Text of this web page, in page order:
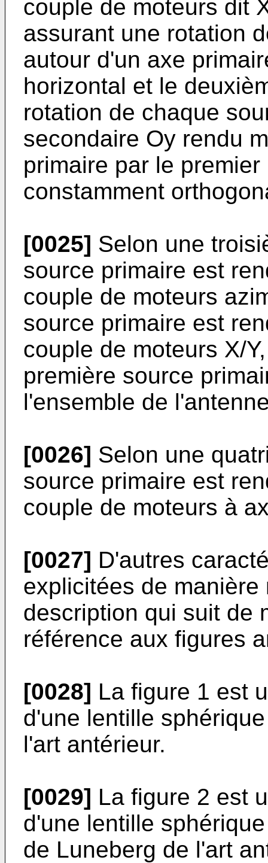
couple de moteurs dit
assurant une rotation
autour d'un axe
horizontal et le
rotation de chaque
secondaire Oy rendu
primaire par le
constamment
[0025] Selon une
source primaire est
couple de moteurs
source primaire est
couple de moteurs X/
première source
l'ensemble de
[0026] Selon une
source primaire est
couple de moteurs à
[0027] D'autres
explicitées de
description qui suit de
référence aux figures
[0028] La figure 1 est
d'une lentille
l'art antérieur.
[0029] La figure 2 est
d'une lentille
de Luneberg de l'art